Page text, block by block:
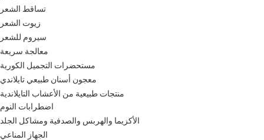
تساقط الشعر
زيوت الشعر
سيروم للشعر
معالجة سريعة
مستحضرات التجميل الكورية
معجون أسنان طبيعي تايلاندي
منتجات طبيعية من الأعشاب التايلاندية
اضطرابات النوم
الأكزيما والهربس والصدفية ومشاكل الجلد
الجهاز المناعي